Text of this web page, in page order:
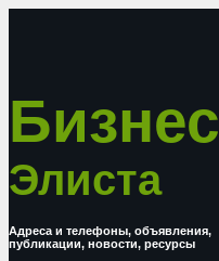
Бизнес
Элиста
Адреса и телефоны, объявления,
публикации, новости, ресурсы